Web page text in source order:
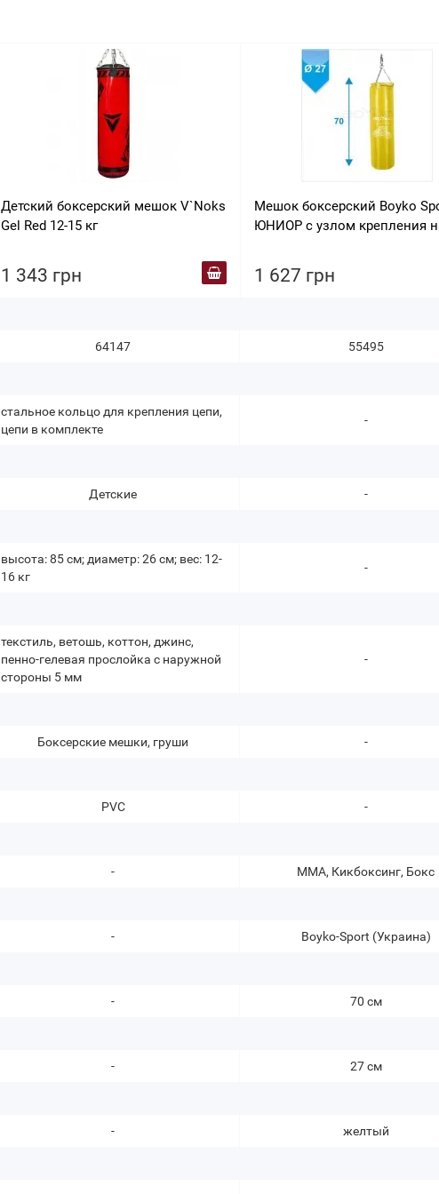
Детский боксерский мешок V`Noks
Gel Red 12-15 кг
1 343 грн
64147
стальное кольцо для крепления цепи,
цепи в комплекте
Детские
высота: 85 cм; диаметр: 26 см; вес: 12-
16 кг
текстиль, ветошь, коттон, джинс,
пенно-гелевая прослойка с наружной
стороны 5 мм
Боксерские мешки, груши
PVC
-
-
-
-
-
Мешок боксерский Boyko
ЮНИОР с узлом крепления
1 627 грн
55495
-
-
-
-
-
-
ММА, Кикбоксинг, Бокс
Boyko-Sport (Украина)
70 см
27 см
желтый